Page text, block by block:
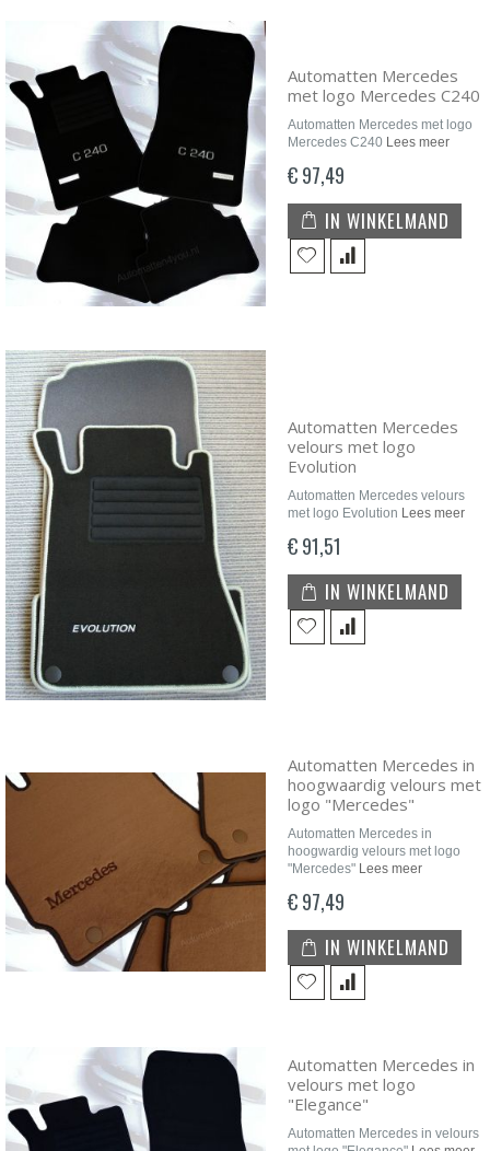
Automatten Mercedes
met logo Mercedes C240
Automatten Mercedes met logo
Mercedes C240 Lees meer
€ 97,49
IN WINKELMAND
Automatten Mercedes
velours met logo
Evolution
Automatten Mercedes velours
met logo Evolution Lees meer
€ 91,51
IN WINKELMAND
Automatten Mercedes in
hoogwaardig velours met
logo "Mercedes"
Automatten Mercedes in
hoogwardig velours met logo
"Mercedes" Lees meer
€ 97,49
IN WINKELMAND
Automatten Mercedes in
velours met logo
"Elegance"
Automatten Mercedes in velours